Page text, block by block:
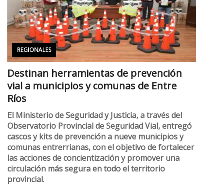
REGIONALES
Destinan herramientas de prevención
vial a municipios y comunas de Entre
Ríos
El Ministerio de Seguridad y Justicia, a través del
Observatorio Provincial de Seguridad Vial, entregó
cascos y kits de prevención a nueve municipios y
comunas entrerrianas, con el objetivo de fortalecer
las acciones de concientización y promover una
circulación más segura en todo el territorio
provincial.